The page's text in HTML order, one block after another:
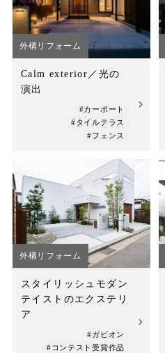
外構リフォーム
Calm exterior／光の
演出
#カーポート
#タイルテラス
#フェンス
外構リフォーム
スタイリッシュモダン
テイストのエクステリ
ア
#ガビオン
#コンテスト受賞作品